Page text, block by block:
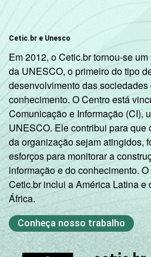
Cetic.br e Unesco
Em 2012, o Cetic.br tornou-se
da UNESCO, o primeiro do tipo
desenvolvimento das
conhecimento. O Centro está
Comunicação e Informação (CI),
UNESCO. Ele contribui para que
da organização sejam atingidos,
esforços para monitorar a
informação e do conhecimento.
Cetic.br inclui a América Latina e
África.
Conheça nosso trabalho